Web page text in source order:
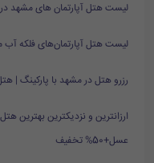
لیست هتل آپارتمان های مشهد در هتل
لیست هتل آپارتمان‌های فلکه آب مشهد
رزرو هتل در مشهد با پارکینگ | هتل
ارزانترین و نزدیکترین
عسل+50% تخفیف